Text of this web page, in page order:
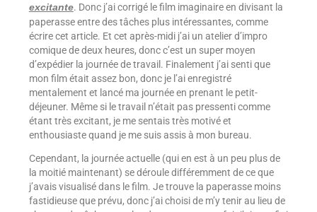
excitante. Donc j’ai corrigé le film imaginaire en divisant la
paperasse entre des tâches plus intéressantes, comme
écrire cet article. Et cet après-midi j’ai un atelier d’impro
comique de deux heures, donc c’est un super moyen
d’expédier la journée de travail. Finalement j’ai senti que
mon film était assez bon, donc je l’ai enregistré
mentalement et lancé ma journée en prenant le petit-
déjeuner. Même si le travail n’était pas pressenti comme
étant très excitant, je me sentais très motivé et
enthousiaste quand je me suis assis à mon bureau.
Cependant, la journée actuelle (qui en est à un peu plus de
la moitié maintenant) se déroule différemment de ce que
j’avais visualisé dans le film. Je trouve la paperasse moins
fastidieuse que prévu, donc j’ai choisi de m’y tenir au lieu de